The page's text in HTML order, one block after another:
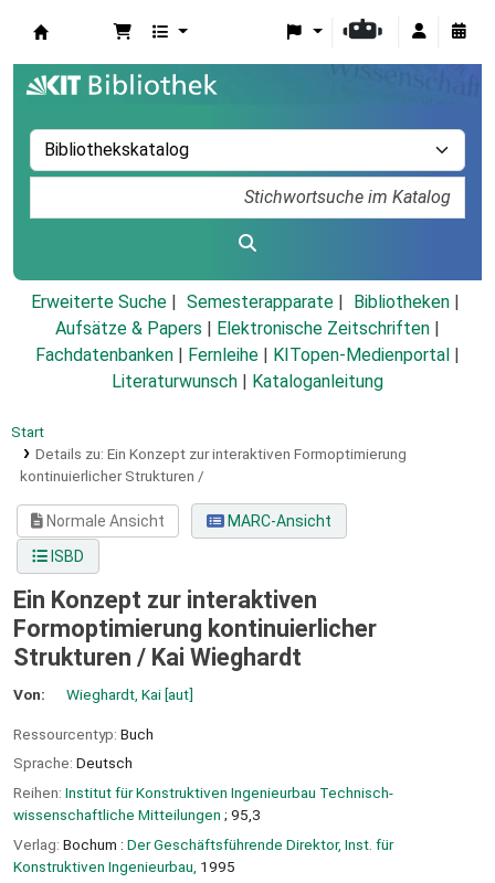
Erweiterte Suche Semesterapparate
Bibliotheken
Aufsätze & Papers
Elektronische Zeitschriften
Fachdatenbanken
Fernleihe KITopen-Medienportal
Literaturwunsch
Kataloganleitung
Start
Details zu: Ein Konzept zur interaktiven Formoptimierung
kontinuierlicher Strukturen /
Normale Ansicht
MARC-Ansicht
ISBD
Ein Konzept zur interaktiven
Formoptimierung kontinuierlicher
Strukturen / Kai Wieghardt
Von: Wieghardt, Kai[aut]
Ressourcentyp: Buch
Sprache: Deutsch
Reihen: Institut für Konstruktiven Ingenieurbau Technisch-
wissenschaftliche Mitteilungen ; 95,3
Verlag: Bochum : Der Geschäftsführende Direktor, Inst. für
Konstruktiven Ingenieurbau, 1995